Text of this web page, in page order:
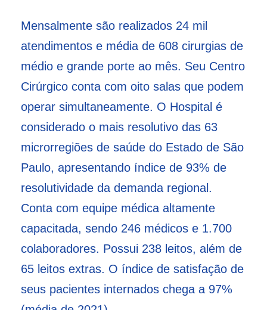
Mensalmente são realizados 24 mil
atendimentos e média de 608 cirurgias de
médio e grande porte ao mês. Seu Centro
Cirúrgico conta com oito salas que podem
operar simultaneamente. O Hospital é
considerado o mais resolutivo das 63
microrregiões de saúde do Estado de São
Paulo, apresentando índice de 93% de
resolutividade da demanda regional.
Conta com equipe médica altamente
capacitada, sendo 246 médicos e 1.700
colaboradores. Possui 238 leitos, além de
65 leitos extras. O índice de satisfação de
seus pacientes internados chega a 97%